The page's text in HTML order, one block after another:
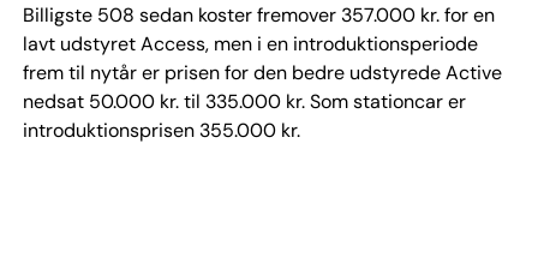
Billigste 508 sedan koster fremover 357.000 kr. for en
lavt udstyret Access, men i en introduktionsperiode
frem til nytår er prisen for den bedre udstyrede Active
nedsat 50.000 kr. til 335.000 kr. Som stationcar er
introduktionsprisen 355.000 kr.